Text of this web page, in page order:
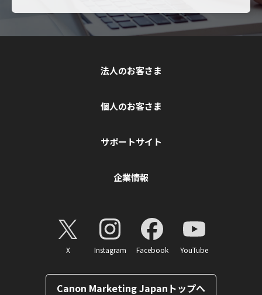
法人のお客さま
個人のお客さま
サポートサイト
企業情報
X Instagram Facebook YouTube
Canon Marketing Japanトップへ